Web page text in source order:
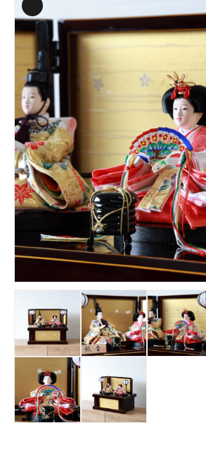
全件表示
イベント
三月
正月
コンタクト
お問合せフォーム